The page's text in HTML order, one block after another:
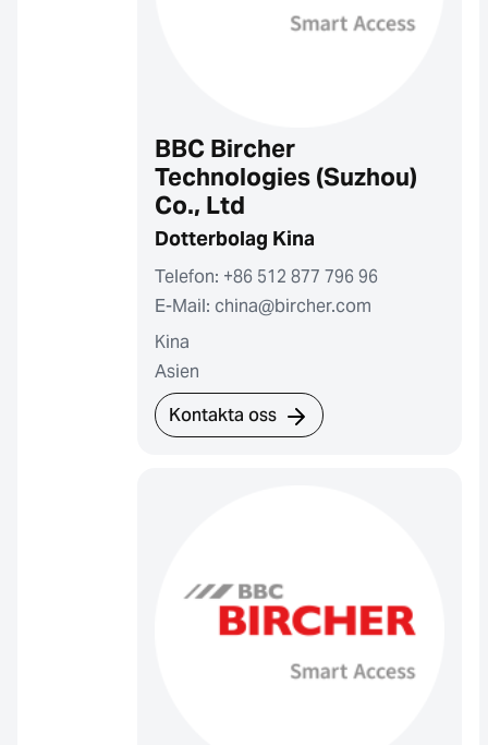
BBC Bircher
Technologies (Suzhou)
Co., Ltd
Dotterbolag Kina
Telefon: +86 512 877 796 96
E-Mail: china@bircher.com
Kina
Asien
Kontakta oss